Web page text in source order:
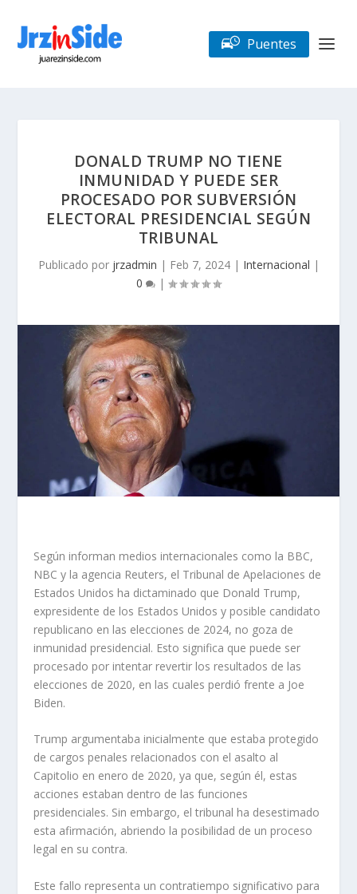
Puentes
DONALD TRUMP NO TIENE
INMUNIDAD Y PUEDE SER
PROCESADO POR SUBVERSIÓN
ELECTORAL PRESIDENCIAL SEGÚN
TRIBUNAL
Publicado por jrzadmin | Feb 7, 2024| Internacional |
0
|
Según informan medios internacionales como la BBC,
NBC y la agencia Reuters, el Tribunal de Apelaciones de
Estados Unidos ha dictaminado que Donald Trump,
expresidente de los Estados Unidos y posible candidato
republicano en las elecciones de 2024, no goza de
inmunidad presidencial. Esto significa que puede ser
procesado por intentar revertir los resultados de las
elecciones de 2020, en las cuales perdió frente a Joe
Biden.
Trump argumentaba inicialmente que estaba protegido
de cargos penales relacionados con el asalto al
Capitolio en enero de 2020, ya que, según él, estas
acciones estaban dentro de las funciones
presidenciales. Sin embargo, el tribunal ha desestimado
esta afirmación, abriendo la posibilidad de un proceso
legal en su contra.
Este fallo representa un contratiempo significativo para